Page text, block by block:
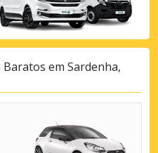
em Sardenha,